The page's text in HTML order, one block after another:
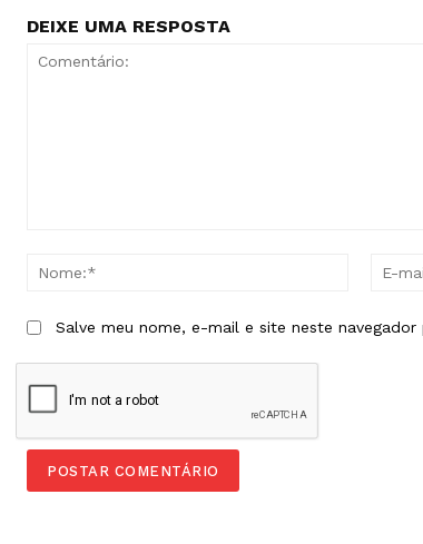
DEIXE UMA RESPOSTA
Salve meu nome, e-mail e site neste